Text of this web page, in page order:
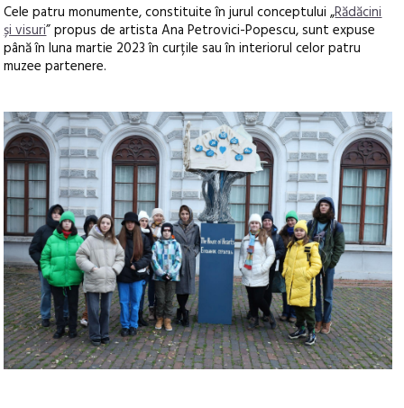
Cele patru monumente, constituite în jurul conceptului „Rădăcini
și visuri” propus de artista Ana Petrovici-Popescu, sunt expuse
până în luna martie 2023 în curțile sau în interiorul celor patru
muzee partenere.